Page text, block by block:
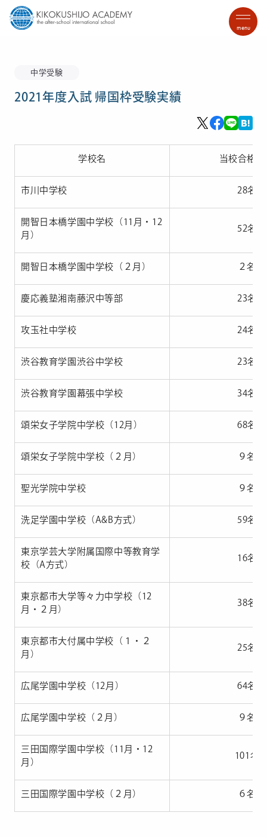
menu
中学受験
2021年度入試 帰国枠受験実績
学校名 当校合格
市川中学校 28名
開智日本橋学園中学校（11月・12
月）
52名
開智日本橋学園中学校（２月） ２名
慶応義塾湘南藤沢中等部 23名
攻玉社中学校 24名
渋谷教育学園渋谷中学校 23名
渋谷教育学園幕張中学校 34名
頌栄女子学院中学校（12月） 68名
頌栄女子学院中学校（２月） ９名
聖光学院中学校 ９名
洗足学園中学校（A&B方式） 59名
東京学芸大学附属国際中等教育学
校（A方式）
16名
東京都市大学等々力中学校（12
月・２月）
38名
東京都市大付属中学校（１・２
月）
25名
広尾学園中学校（12月） 64名
広尾学園中学校（２月） ９名
三田国際学園中学校（11月・12
月）
101名
三田国際学園中学校（２月） ６名